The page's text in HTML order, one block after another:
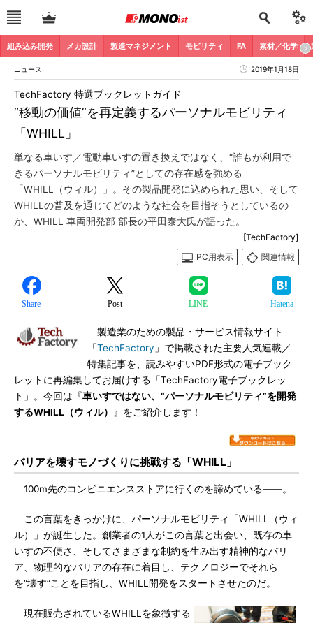
組み込み開発 メカ設計 製造マネジメント モビリティ FA 素材／化学
ニュース 2019年1月18日
“移動の価値”を再定義するパーソナルモビリティ
「WHILL」
TechFactory 特選ブックレットガイド
単なる車いす／電動車いすの置き換えではなく、“誰もが利用で
きるパーソナルモビリティ”としての存在感を強める
「WHILL（ウィル）」。その製品開発に込められた思い、そして
WHILLの普及を通じてどのような社会を目指そうとしているの
か、WHILL 車両開発部 部長の平田泰大氏が語った。
[TechFactory]
PC用表示
関連情報
Share Post LINE Hatena
製造業のための製品・サービス情報サイト
「TechFactory 」で掲載された主要人気連載／
特集記事を、読みやすいPDF形式の電子ブック
レットに再編集してお届けする「TechFactory電子ブックレッ
ト」。今回は『車いすではない、“パーソナルモビリティ”を開発
するWHILL（ウィル）
』をご紹介します！
バリアを壊すモノづくりに挑戦する「WHILL」
100m先のコンビニエンスストアに行くのを諦めている――。
この言葉をきっかけに、パーソナルモビリティ「WHILL（ウィ
ル）」が誕生した。創業者の1人がこの言葉と出会い、既存の車
いすの不便さ、そしてさまざまな制約を生み出す精神的なバリ
ア、物理的なバリアの存在に着目し、テクノロジーでそれら
を“壊す”ことを目指し、WHILL開発をスタートさせたのだ。
現在販売されているWHILLを象徴する